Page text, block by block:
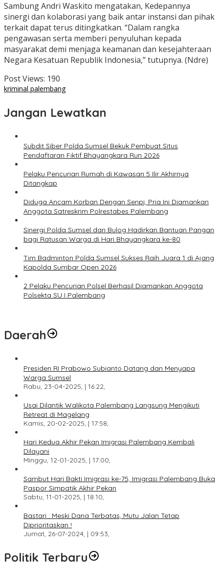
Sambung Andri Waskito mengatakan, Kedepannya
sinergi dan kolaborasi yang baik antar instansi dan pihak
terkait dapat terus ditingkatkan. “Dalam rangka
pengawasan serta memberi penyuluhan kepada
masyarakat demi menjaga keamanan dan kesejahteraan
Negara Kesatuan Republik Indonesia,” tutupnya. (Ndre)
Post Views: 190
kriminal palembang
Jangan Lewatkan
Subdit Siber Polda Sumsel Bekuk Pembuat Situs
Pendaftaran Fiktif Bhayangkara Run 2026
Pelaku Pencurian Rumah di Kawasan 5 Ilir Akhirnya
Ditangkap
Diduga Ancam Korban Dengan Senpi, Pria Ini Diamankan
Anggota Satreskrim Polrestabes Palembang
Sinergi Polda Sumsel dan Bulog Hadirkan Bantuan Pangan
bagi Ratusan Warga di Hari Bhayangkara ke-80
Tim Badminton Polda Sumsel Sukses Raih Juara 1 di Ajang
Kapolda Sumbar Open 2026
2 Pelaku Pencurian Polsel Berhasil Diamankan Anggota
Polsekta SU I Palembang
Daerah
Presiden RI Prabowo Subianto Datang dan Menyapa
Warga Sumsel
Rabu, 23-04-2025, | 16:22,
Usai Dilantik Walikota Palembang Langsung Mengikuti
Retreat di Magelang
Kamis, 20-02-2025, | 17:58,
Hari Kedua Akhir Pekan Imigrasi Palembang Kembali
Dilayani
Minggu, 12-01-2025, | 17:00,
Sambut Hari Bakti Imigrasi ke-75, Imigrasi Palembang Buka
Paspor Simpatik Akhir Pekan
Sabtu, 11-01-2025, | 18:10,
Bastari : Meski Dana Terbatas, Mutu Jalan Tetap
Diprioritaskan !
Jumat, 26-07-2024, | 09:53,
Politik Terbaru